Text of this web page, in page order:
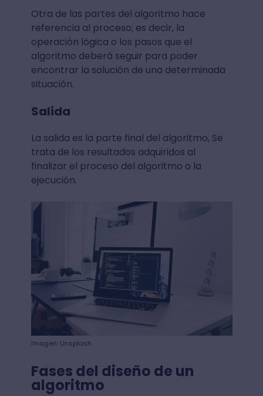
Otra de las partes del algoritmo hace
referencia al proceso; es decir, la
operación lógica o los pasos que el
algoritmo deberá seguir para poder
encontrar la solución de una determinada
situación.
Salida
La salida es la parte final del algoritmo, Se
trata de los resultados adquiridos al
finalizar el proceso del algoritmo o la
ejecución.
Imagen: Unsplash
Fases del diseño de un
algoritmo